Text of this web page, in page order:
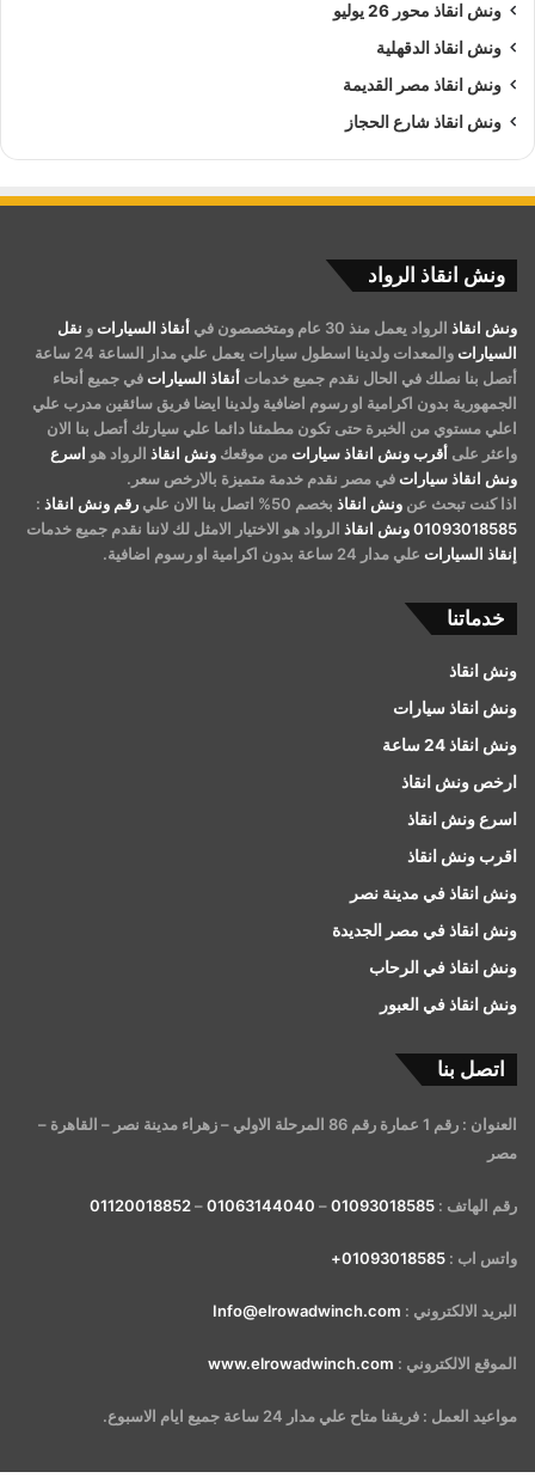
ونش انقاذ محور 26 يوليو
ونش انقاذ الدقهلية
ونش انقاذ مصر القديمة
ونش انقاذ شارع الحجاز
ونش انقاذ الرواد
ونش انقاذ الرواد يعمل منذ 30 عام ومتخصصون في أنقاذ السيارات و نقل
السيارات
والمعدات ولدينا اسطول سيارات يعمل علي مدار الساعة 24 ساعة
أتصل بنا نصلك في الحال نقدم جميع خدمات أنقاذ السيارات في جميع أنحاء
الجمهورية بدون اكرامية او رسوم اضافية ولدينا ايضا فريق سائقين مدرب علي
اعلي مستوي من الخبرة حتى تكون مطمئنا دائما علي سيارتك أتصل بنا الان
واعثر على أقرب ونش انقاذ سيارات من موقعك ونش انقاذ الرواد هو اسرع
ونش انقاذ سيارات في مصر نقدم خدمة متميزة بالارخص سعر.
اذا كنت تبحث عن ونش انقاذ بخصم 50% اتصل بنا الان علي رقم ونش انقاذ :
01093018585ونش انقاذ الرواد هو الاختيار الامثل لك لاننا نقدم جميع خدمات
إنقاذ السيارات علي مدار 24 ساعة بدون اكرامية او رسوم اضافية.
خدماتنا
ونش انقاذ
ونش انقاذ سيارات
ونش انقاذ 24 ساعة
ارخص ونش انقاذ
اسرع ونش انقاذ
اقرب ونش انقاذ
ونش انقاذ في مدينة نصر
ونش انقاذ في مصر الجديدة
ونش انقاذ في الرحاب
ونش انقاذ في العبور
اتصل بنا
العنوان : رقم 1 عمارة رقم 86 المرحلة الاولي – زهراء مدينة نصر – القاهرة –
مصر
رقم الهاتف : 01093018585
–
01063144040
–
01120018852
واتس اب : 01093018585+
البريد الالكتروني : Info@elrowadwinch.com
الموقع الالكتروني : www.elrowadwinch.com
مواعيد العمل : فريقنا متاح علي مدار 24 ساعة جميع ايام الاسبوع.